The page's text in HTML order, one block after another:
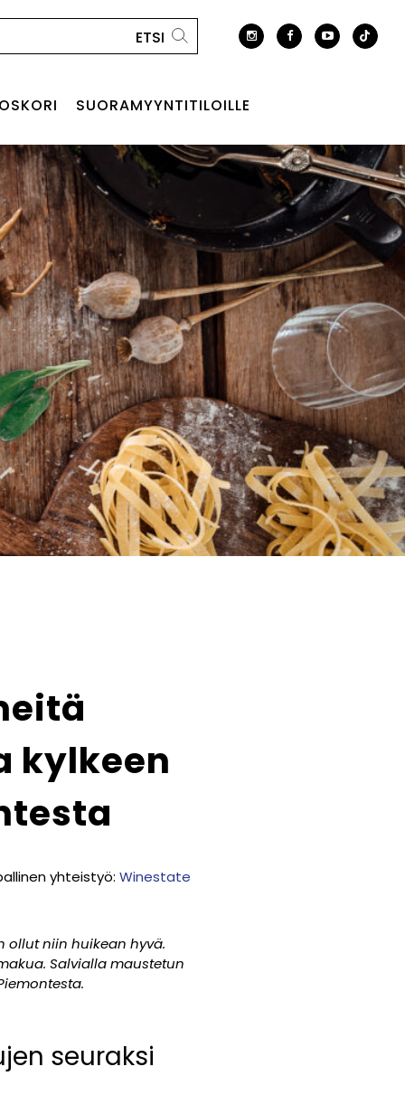
SUORAMYYNTITILOILLE
kylkeen
yhteistyö: Winestate
ollut niin huikean hyvä.
Salvialla maustetun
seuraksi